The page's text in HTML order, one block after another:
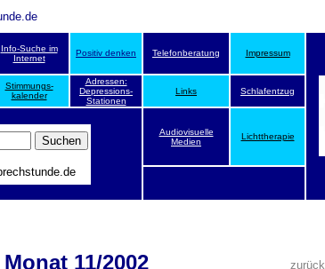
Info-Suche im
Internet
Positiv denken Telefonberatung Impressum
Stimmungs-
kalender
Adressen:
Depressions-
Stationen
Links Schlafentzug
Audiovisuelle
Medien
Lichttherapie
11/2002
zurück